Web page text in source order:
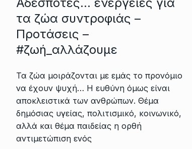
τα ζώα συντροφιάς –
Προτάσεις –
#ζωή_αλλάζουμε
Τα ζώα μοιράζονται με εμάς το προνόμιο
να έχουν ψυχή… Η ευθύνη όμως είναι
αποκλειστικά των ανθρώπων. Θέμα
δημόσιας υγείας, πολιτισμικό, κοινωνικό,
αλλά και θέμα παιδείας η ορθή
αντιμετώπιση ενός